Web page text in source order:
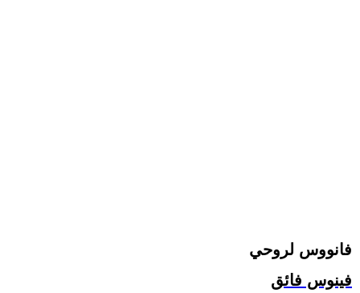
فانووس لروحي
فينوس فائق